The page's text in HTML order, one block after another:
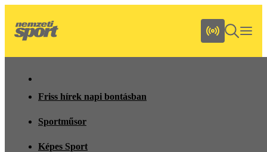
Friss hírek napi bontásban
Sportműsor
Képes Sport